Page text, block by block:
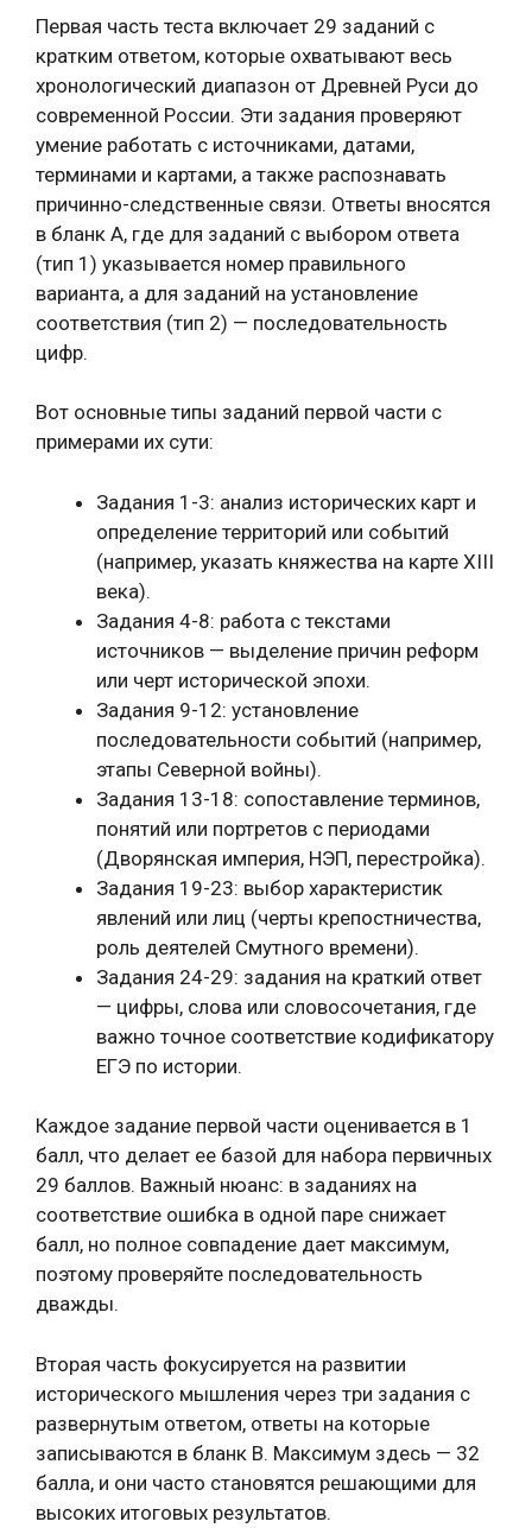
Первая часть теста включает 29 заданий с
кратким ответом, которые охватывают весь
хронологический диапазон от Древней Руси до
современной России. Эти задания проверяют
умение работать с источниками, датами,
терминами и картами, а также распознавать
причинно-следственные связи. Ответы вносятся
в бланк А, где для заданий с выбором ответа
(тип 1) указывается номер правильного
варианта, а для заданий на установление
соответствия (тип 2) — последовательность
цифр.
Вот основные типы заданий первой части с
примерами их сути:
Задания 1-3: анализ исторических карт и
определение территорий или событий
(например, указать княжества на карте XIII
века).
Задания 4-8: работа с текстами
источников — выделение причин реформ
или черт исторической эпохи.
Задания 9-12: установление
последовательности событий (например,
этапы Северной войны).
Задания 13-18: сопоставление терминов,
понятий или портретов с периодами
(Дворянская империя, НЭП, перестройка).
Задания 19-23: выбор характеристик
явлений или лиц (черты крепостничества,
роль деятелей Смутного времени).
Задания 24-29: задания на краткий ответ
— цифры, слова или словосочетания, где
важно точное соответствие кодификатору
ЕГЭ по истории.
Каждое задание первой части оценивается в 1
балл, что делает ее базой для набора первичных
29 баллов. Важный нюанс: в заданиях на
соответствие ошибка в одной паре снижает
балл, но полное совпадение дает максимум,
поэтому проверяйте последовательность
дважды.
Вторая часть фокусируется на развитии
исторического мышления через три задания с
развернутым ответом, ответы на которые
записываются в бланк В. Максимум здесь — 32
балла, и они часто становятся решающими для
высоких итоговых результатов.